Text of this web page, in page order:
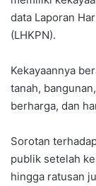
data Laporan
(LHKPN).
Kekayaannya
tanah,
berharga, dan
Sorotan
publik setelah
hingga ratusan